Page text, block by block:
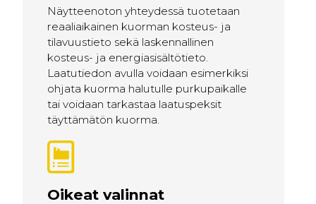
Näytteenoton yhteydessä tuotetaan
reaaliaikainen kuorman kosteus- ja
tilavuustieto sekä laskennallinen
kosteus- ja energiasisältötieto.
Laatutiedon avulla voidaan esimerkiksi
ohjata kuorma halutulle purkupaikalle
tai voidaan tarkastaa laatuspeksit
täyttämätön kuorma.
Oikeat valinnat